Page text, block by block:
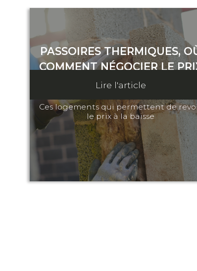
PASSOIRES THERMIQUES,
COMMENT NÉGOCIER LE
12 août 2024
Ces logements qui permettent de
le prix à la baisse
Lire l'article